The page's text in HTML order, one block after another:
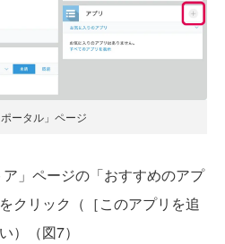
ータル」ページ
」ページの「おすすめのアプ
クリック（［このアプリを追
）（図7）